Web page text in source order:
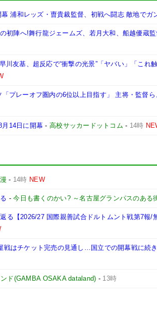
幕 浦和レッズ・曺貴裁監督、初戦へ闘志 敵地でガ
初陣へ!舞行龍ジェームズ、若月大和、船越優蔵
川友基、超反応で“衝撃の光景”「ヤバい」「これ
プレーオフ圏内の6位以上目指す」 主将・監督ら
月14日に開幕 -高校サッカードットコム - 14時
- 14時 NEW
-今日も書くのかい? ～名古屋グランパスのある
る【2026/27 国際親善試合ドルトムント戦第7報/
戦はチケット完売の見通し…国立での開幕戦に続
ド(GAMBA OSAKA dataland) - 13時